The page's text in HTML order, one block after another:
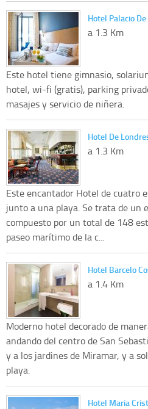
Hotel Palacio
a 1.3 Km
Este hotel tiene gimnasio,
hotel, wi-fi (gratis), parking
masajes y servicio de niñera.
Hotel De
a 1.3 Km
Este encantador Hotel de cuatro
junto a una playa. Se trata de un
compuesto por un total de 148
paseo marítimo de la c...
Hotel Barcelo
a 1.4 Km
Moderno hotel decorado de
andando del centro de San
y a los jardines de Miramar, y a
playa.
Hotel Maria